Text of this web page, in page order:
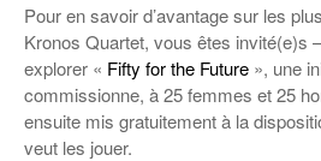
Pour en savoir d’avantage sur les
Kronos Quartet, vous êtes invité(e)s
explorer « Fifty for the Future », une
commissionne, à 25 femmes et 25
ensuite mis gratuitement à la
veut les jouer.